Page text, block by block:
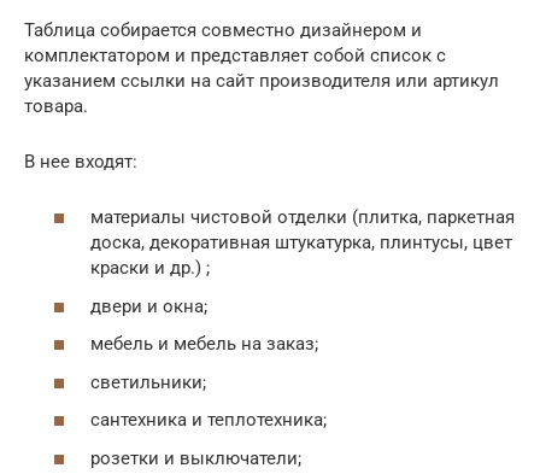
Таблица собирается совместно дизайнером и
комплектатором и представляет собой список с
указанием ссылки на сайт производителя или артикул
товара.
В нее входят:
материалы чистовой отделки (плитка, паркетная
доска, декоративная штукатурка, плинтусы, цвет
краски и др.) ;
двери и окна;
мебель и мебель на заказ;
светильники;
сантехника и теплотехника;
розетки и выключатели;